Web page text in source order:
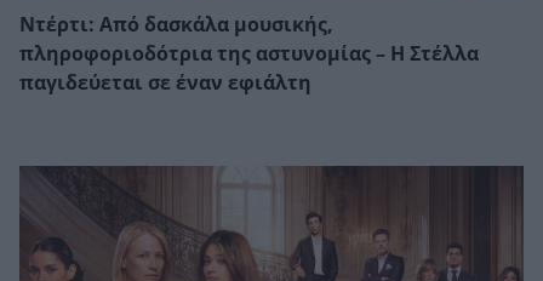
Ντέρτι: Από δασκάλα μουσικής,
πληροφοριοδότρια της αστυνομίας – Η Στέλλα
παγιδεύεται σε έναν εφιάλτη